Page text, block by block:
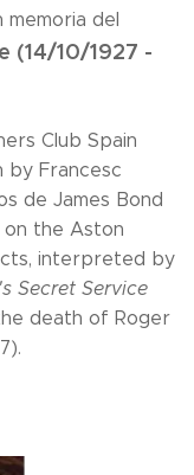
memoria del
(14/10/1927 -
Club Spain
by Francesc
de James Bond
on the Aston
interpreted by
Secret Service
death of Roger